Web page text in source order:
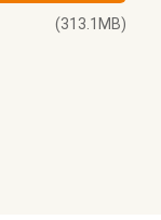
(313.1MB)